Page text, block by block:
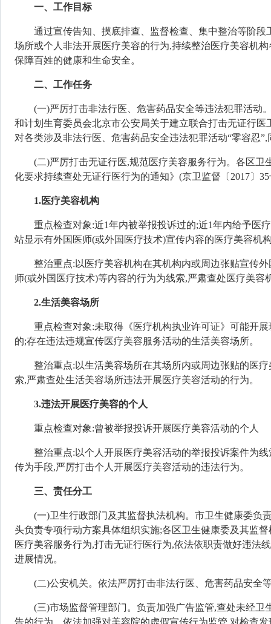
一、工作目标
通过宣传告知、摸底排查、监督检查、集中整治等阶
场所或个人非法开展医疗美容的行为,持续整治医疗美容机
保障百姓的健康和生命安全。
二、工作任务
(一)严厉打击非法行医、危害药品安全等违法犯罪活动
和计划生育委员会北京市公安局关于建立联合打击无证行
对各类涉及非法行医、危害药品安全违法犯罪活动“零容忍
(二)严厉打击无证行医,规范医疗美容服务行为。 各区卫
化要求持续查处无证行医行为的通知》(京卫监督〔2017〕
1.医疗美容机构
重点检查对象:近1年内被举报投诉过的;近1年内给予医
站显示有外国医师(或外国医疗技术)宣传内容的医疗美容机
整治重点:以医疗美容机构在其机构内或周边张贴宣传
师(或外国医疗技术)等内容的行为为线索,严肃查处医疗美
2.生活美容场所
重点检查对象:未取得《医疗机构执业许可证》可能开
的;存在违法违规宣传医疗美容服务活动的生活美容场所。
整治重点:以生活美容场所在其场所内或周边张贴的医
索,严肃查处生活美容场所违法开展医疗美容活动的行为。
3.违法开展医疗美容的个人
重点检查对象:曾被举报投诉开展医疗美容活动的个人
整治重点:以个人开展医疗美容活动的举报投诉案件为
传为手段,严厉打击个人开展医疗美容活动的违法行为。
三、责任分工
(一)卫生行政部门及其监督执法机构。 市卫生健康委负
头负责专项行动方案具体组织实施;各区卫生健康委及其监
医疗美容服务行为,打击无证行医行为,依法依职责做好违法
进展情况。
(二)公安机关。 依法严厉打击非法行医、危害药品安全
(三)市场监督管理部门。 负责加强广告监管,查处未经卫
告的行为。依法加强对美容院的虚假宣传行为监管,对检查